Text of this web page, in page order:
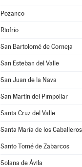
Pozanco
Riofrío
San Bartolomé de Corneja
San Esteban del Valle
San Juan de la Nava
San Martín del Pimpollar
Santa Cruz del Valle
Santa María de los Caballeros
Santo Tomé de Zabarcos
Solana de Ávila